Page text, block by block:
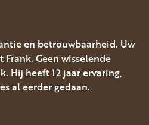
en betrouwbaarheid. Uw
Geen wisselende
Hij heeft 12 jaar ervaring,
al eerder gedaan.